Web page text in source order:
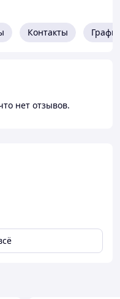
Контакты
нет отзывов.